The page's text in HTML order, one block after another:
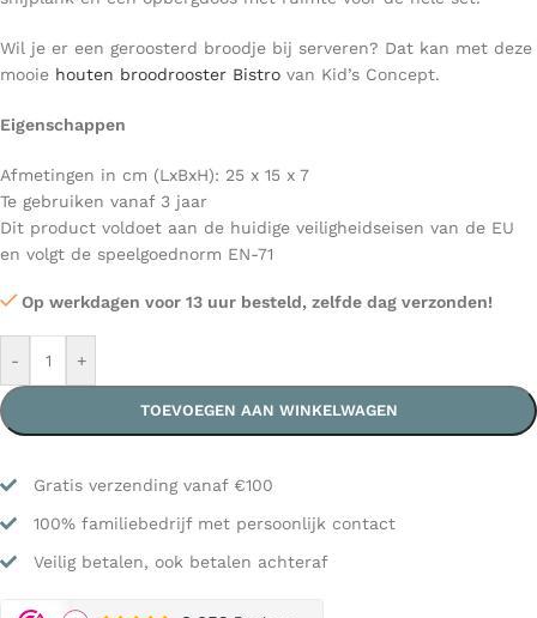
Wil je er een geroosterd broodje bij serveren? Dat kan met deze
mooie houten broodrooster Bistro van Kid’s Concept.
Eigenschappen
Afmetingen in cm (LxBxH): 25 x 15 x 7
Te gebruiken vanaf 3 jaar
Dit product voldoet aan de huidige veiligheidseisen van de EU
en volgt de speelgoednorm EN-71
Op werkdagen voor 13 uur besteld, zelfde dag verzonden!
- +
TOEVOEGEN AAN WINKELWAGEN
Gratis verzending vanaf €100
100% familiebedrijf met persoonlijk contact
Veilig betalen, ook betalen achteraf